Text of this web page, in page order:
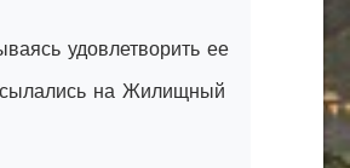
удовлетворить ее
на Жилищный